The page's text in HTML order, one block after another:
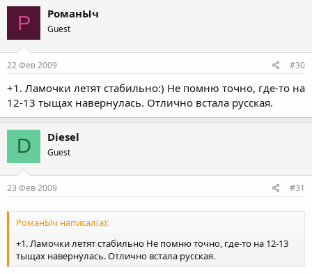
Р РоманЫч
Guest
22 Фев 2009 #30
+1. Ламочки летят стабильно:) Не помню точно, где-то на
12-13 тыщах навернулась. Отлично встала русская.
D Diesel
Guest
23 Фев 2009 #31
РоманЫч написал(а):
+1. Ламочки летят стабильно Не помню точно, где-то на 12-13
тыщах навернулась. Отлично встала русская.